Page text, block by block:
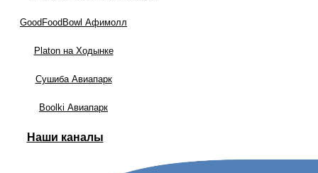
GoodFoodBowl Афимолл
Platon на Ходынке
Сушиба Авиапарк
Boolki Авиапарк
Наши каналы